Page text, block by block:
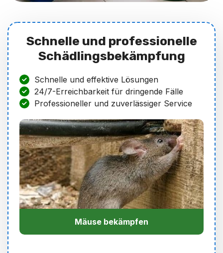
Schnelle und professionelle
Schädlingsbekämpfung
Schnelle und effektive Lösungen
24/7-Erreichbarkeit für dringende Fälle
Professioneller und zuverlässiger Service
Mäuse bekämpfen